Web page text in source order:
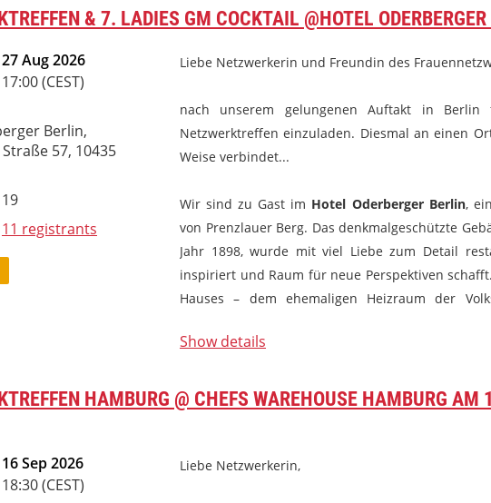
& 7. LADIES GM COCKTAIL @HOTEL
27 Aug 2026
17:00 (CEST)
Berlin,
57, 10435
19
11 registrants
Liebe Netzwerkerin und Freundin des
nach unserem gelungenen Auftakt in
Netzwerktreffen einzuladen. Diesmal an einen
Weise verbindet...
Wir sind zu Gast im Hotel Oderberger Berlin,
von Prenzlauer Berg. Das denkmalgeschützte
Jahr 1898, wurde mit viel Liebe zum Detail
inspiriert und Raum für neue Perspektiven
Hauses – dem ehemaligen Heizraum der
Show details
HAMBURG @ CHEFS WAREHOUSE HAMBURG
16 Sep 2026
18:30 (CEST)
Liebe Netzwerkerin,